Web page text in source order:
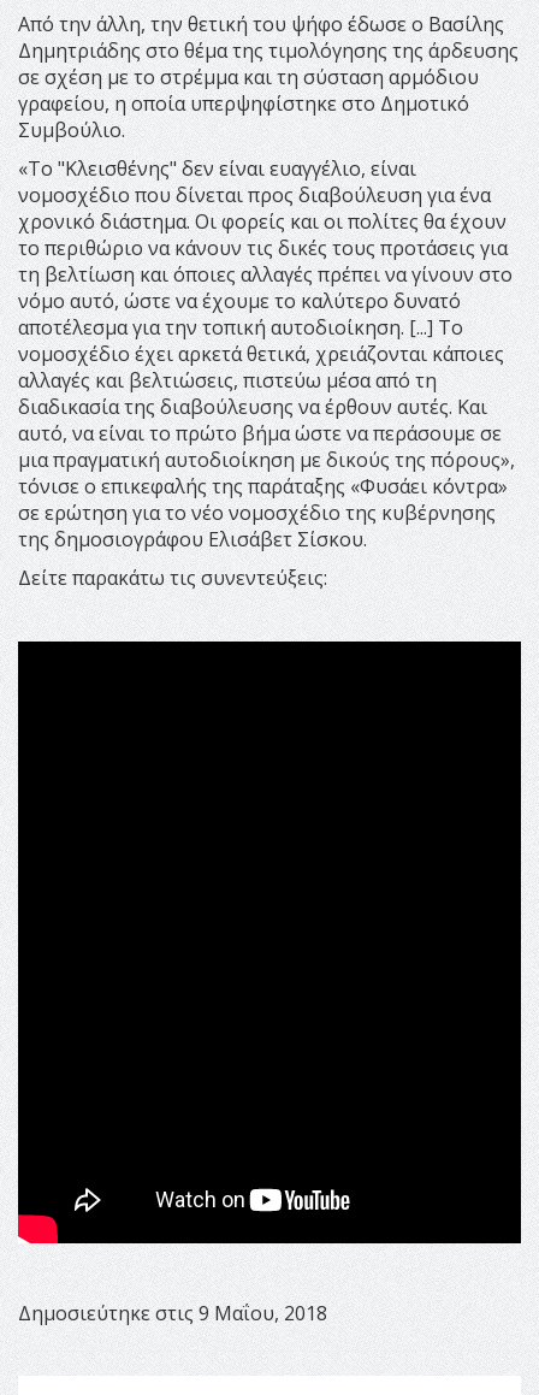
Από την άλλη, την θετική του ψήφο έδωσε ο Βασίλης
Δημητριάδης στο θέμα της τιμολόγησης της άρδευσης
σε σχέση με το στρέμμα και τη σύσταση αρμόδιου
γραφείου, η οποία υπερψηφίστηκε στο Δημοτικό
Συμβούλιο.
«Το "Κλεισθένης" δεν είναι ευαγγέλιο, είναι
νομοσχέδιο που δίνεται προς διαβούλευση για ένα
χρονικό διάστημα. Οι φορείς και οι πολίτες θα έχουν
το περιθώριο να κάνουν τις δικές τους προτάσεις για
τη βελτίωση και όποιες αλλαγές πρέπει να γίνουν στο
νόμο αυτό, ώστε να έχουμε το καλύτερο δυνατό
αποτέλεσμα για την τοπική αυτοδιοίκηση. [...] Το
νομοσχέδιο έχει αρκετά θετικά, χρειάζονται κάποιες
αλλαγές και βελτιώσεις, πιστεύω μέσα από τη
διαδικασία της διαβούλευσης να έρθουν αυτές. Και
αυτό, να είναι το πρώτο βήμα ώστε να περάσουμε σε
μια πραγματική αυτοδιοίκηση με δικούς της πόρους»,
τόνισε ο επικεφαλής της παράταξης «Φυσάει κόντρα»
σε ερώτηση για το νέο νομοσχέδιο της κυβέρνησης
της δημοσιογράφου Ελισάβετ Σίσκου.
Δείτε παρακάτω τις συνεντεύξεις:
Δημοσιεύτηκε στις 9 Μαΐου, 2018